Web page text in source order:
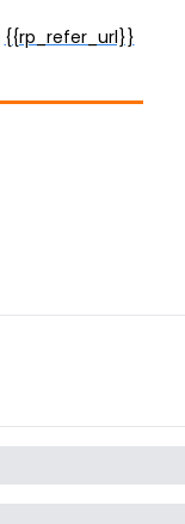
{{rp_refer_url}}